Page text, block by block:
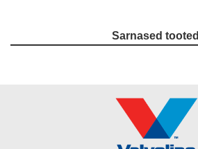
Sarnased tooted